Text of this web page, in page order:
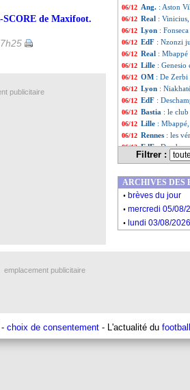
SCORE de Maxifoot.
06/12 Ang. : Aston
06/12 Real :
06/12 Lyon :
06/12 EdF : Nzonzi
06/12 Real : Mbappé
06/12 Lille : Genesio
06/12 OM : De Zerbi
06/12 Lyon :
06/12 EdF :
06/12 Bastia : le
06/12 Lille :
06/12 Rennes : les
06/12 EdF:
06/12 PSG:
06/12 Brésil:
06/12 Lille: Genesio
:
06/12 OM: Balerdi
Filtrer :
publicitaire
ARCHIVES DES
. brèves du jour
. mercredi 05/08/
. lundi 03/08/2026
emplacement publicitaire
choix de consentement - L'actualité du football